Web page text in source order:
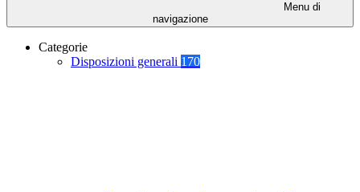
Menu di
navigazione
Categorie
Disposizioni generali 170